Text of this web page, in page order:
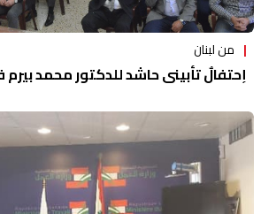
من لبنان
إحتفالٌ تأبيني حاشد للدكتور محمد بيرم